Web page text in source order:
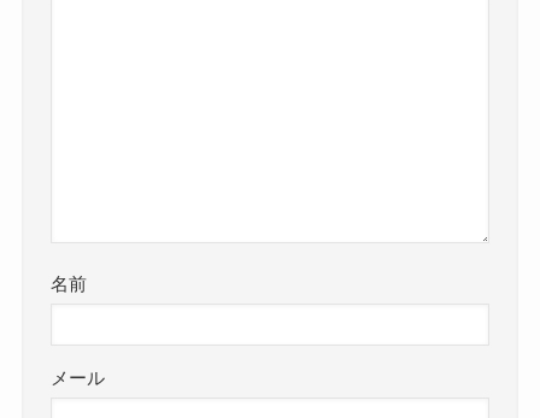
名前
メール